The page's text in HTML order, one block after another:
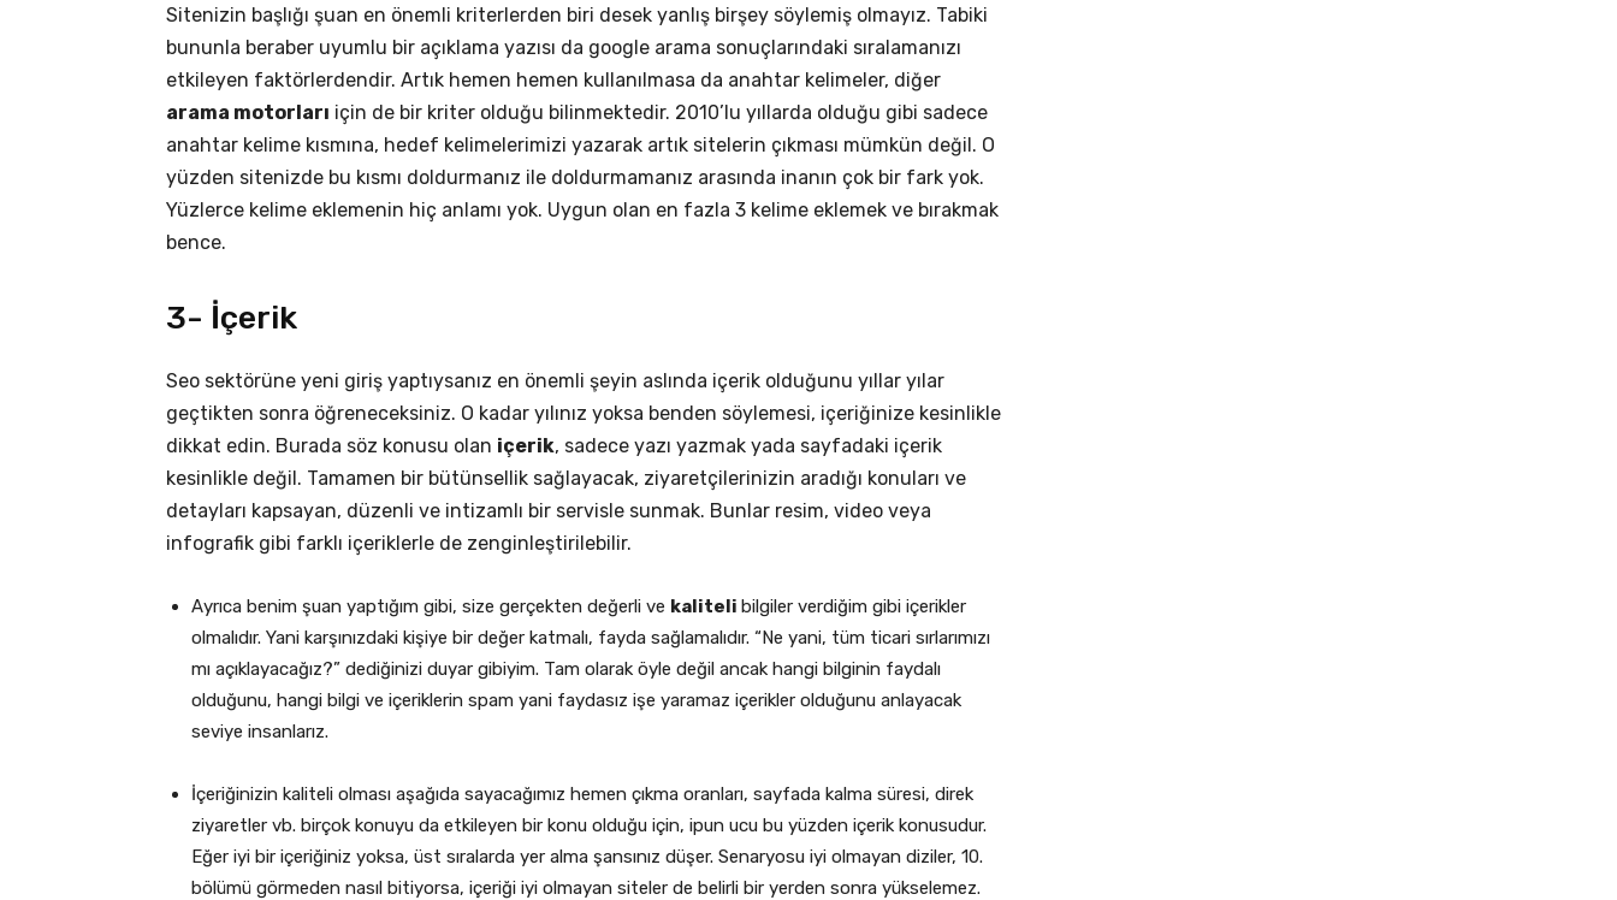
Sitenizin başlığı şuan en önemli kriterlerden biri desek yanlış birşey söylemiş olmayız. Tabiki
bununla beraber uyumlu bir açıklama yazısı da google arama sonuçlarındaki sıralamanızı
etkileyen faktörlerdendir. Artık hemen hemen kullanılmasa da anahtar kelimeler, diğer
arama motorları için de bir kriter olduğu bilinmektedir. 2010’lu yıllarda olduğu gibi sadece
anahtar kelime kısmına, hedef kelimelerimizi yazarak artık sitelerin çıkması mümkün değil. O
yüzden sitenizde bu kısmı doldurmanız ile doldurmamanız arasında inanın çok bir fark yok.
Yüzlerce kelime eklemenin hiç anlamı yok. Uygun olan en fazla 3 kelime eklemek ve bırakmak
bence.
3- İçerik
Seo sektörüne yeni giriş yaptıysanız en önemli şeyin aslında içerik olduğunu yıllar yılar
geçtikten sonra öğreneceksiniz. O kadar yılınız yoksa benden söylemesi, içeriğinize kesinlikle
dikkat edin. Burada söz konusu olan içerik, sadece yazı yazmak yada sayfadaki içerik
kesinlikle değil. Tamamen bir bütünsellik sağlayacak, ziyaretçilerinizin aradığı konuları ve
detayları kapsayan, düzenli ve intizamlı bir servisle sunmak. Bunlar resim, video veya
infografik gibi farklı içeriklerle de zenginleştirilebilir.
Ayrıca benim şuan yaptığım gibi, size gerçekten değerli ve kaliteli bilgiler verdiğim gibi içerikler
olmalıdır. Yani karşınızdaki kişiye bir değer katmalı, fayda sağlamalıdır. “Ne yani, tüm ticari sırlarımızı
mı açıklayacağız?” dediğinizi duyar gibiyim. Tam olarak öyle değil ancak hangi bilginin faydalı
olduğunu, hangi bilgi ve içeriklerin spam yani faydasız işe yaramaz içerikler olduğunu anlayacak
seviye insanlarız.
İçeriğinizin kaliteli olması aşağıda sayacağımız hemen çıkma oranları, sayfada kalma süresi, direk
ziyaretler vb. birçok konuyu da etkileyen bir konu olduğu için, ipun ucu bu yüzden içerik konusudur.
Eğer iyi bir içeriğiniz yoksa, üst sıralarda yer alma şansınız düşer. Senaryosu iyi olmayan diziler, 10.
bölümü görmeden nasıl bitiyorsa, içeriği iyi olmayan siteler de belirli bir yerden sonra yükselemez.